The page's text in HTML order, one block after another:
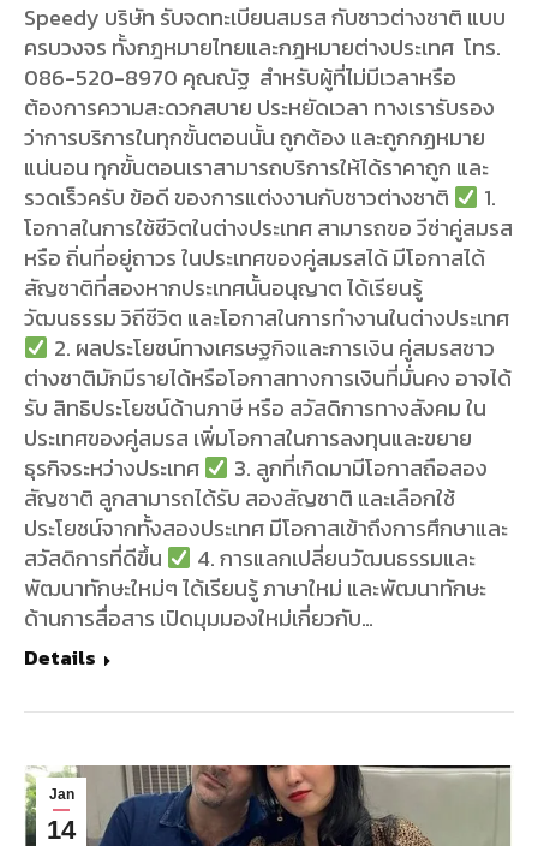
Speedy บริษัท รับจดทะเบียนสมรส กับชาวต่างชาติ แบบ
ครบวงจร ทั้งกฎหมายไทยและกฎหมายต่างประเทศ โทร.
086-520-8970 คุณณัฐ สำหรับผู้ที่ไม่มีเวลาหรือ
ต้องการความสะดวกสบาย ประหยัดเวลา ทางเรารับรอง
ว่าการบริการในทุกขั้นตอนนั้น ถูกต้อง และถูกกฏหมาย
แน่นอน ทุกขั้นตอนเราสามารถบริการให้ได้ราคาถูก และ
รวดเร็วครับ ข้อดี ของการแต่งงานกับชาวต่างชาติ
1.
โอกาสในการใช้ชีวิตในต่างประเทศ สามารถขอ วีซ่าคู่สมรส
หรือ ถิ่นที่อยู่ถาวร ในประเทศของคู่สมรสได้ มีโอกาสได้
สัญชาติที่สองหากประเทศนั้นอนุญาต ได้เรียนรู้
วัฒนธรรม วิถีชีวิต และโอกาสในการทำงานในต่างประเทศ
2. ผลประโยชน์ทางเศรษฐกิจและการเงิน คู่สมรสชาว
ต่างชาติมักมีรายได้หรือโอกาสทางการเงินที่มั่นคง อาจได้
รับ สิทธิประโยชน์ด้านภาษี หรือ สวัสดิการทางสังคม ใน
ประเทศของคู่สมรส เพิ่มโอกาสในการลงทุนและขยาย
ธุรกิจระหว่างประเทศ
3. ลูกที่เกิดมามีโอกาสถือสอง
สัญชาติ ลูกสามารถได้รับ สองสัญชาติ และเลือกใช้
ประโยชน์จากทั้งสองประเทศ มีโอกาสเข้าถึงการศึกษาและ
สวัสดิการที่ดีขึ้น
4. การแลกเปลี่ยนวัฒนธรรมและ
พัฒนาทักษะใหม่ๆ ได้เรียนรู้ ภาษาใหม่ และพัฒนาทักษะ
ด้านการสื่อสาร เปิดมุมมองใหม่เกี่ยวกับ…
Details
Jan
14